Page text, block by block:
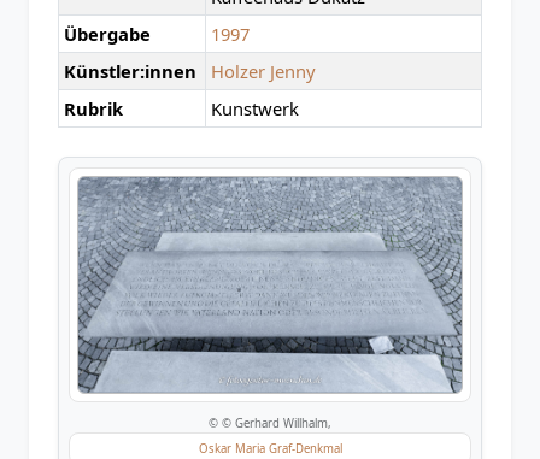
Übergabe
1997
Künstler:innen
Holzer Jenny
Rubrik
Kunstwerk
© © Gerhard Willhalm,
Oskar Maria Graf-Denkmal